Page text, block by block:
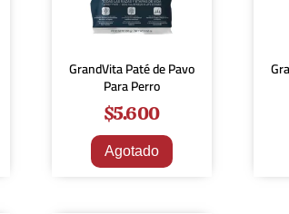
GrandVita Paté de Pavo
Para Perro
$5.600
Agotado